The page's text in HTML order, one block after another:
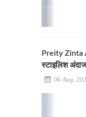
Preity Zinta
स्टाइलिश अंदाज
06 Aug,